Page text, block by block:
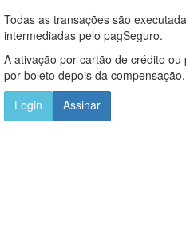
Todas as transações são
intermediadas pelo pagSeguro.
A ativação por cartão de crédito
por boleto depois da compensação.
Login
Assinar